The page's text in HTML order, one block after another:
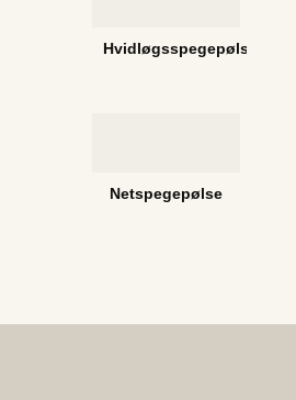
Hvidløgsspegepølse
Netspegepølse